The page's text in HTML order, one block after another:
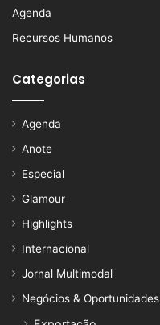
Agenda
Recursos Humanos
Categorias
Agenda
Anote
Especial
Glamour
Highlights
Internacional
Jornal Multimodal
Negócios & Oportunidades